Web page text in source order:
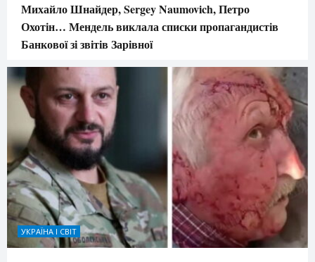
Михайло Шнайдер, Sergey Naumovich, Петро
Охотін… Мендель виклала списки пропагандистів
Банкової зі звітів Зарівної
УКРАЇНА І СВІТ